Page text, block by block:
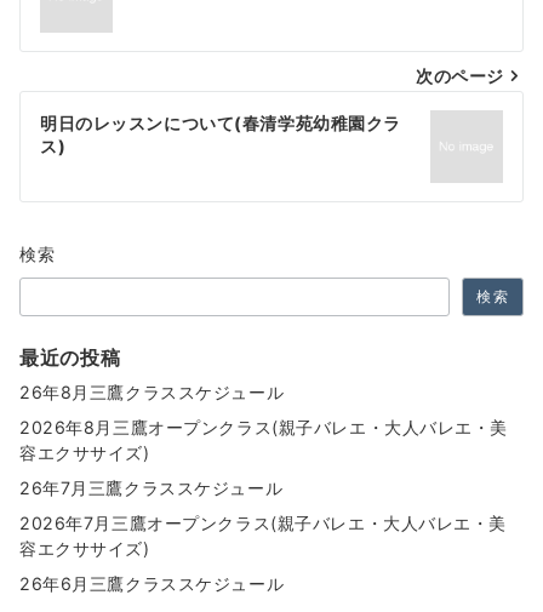
ナ
ビ
ゲ
シ
ョ
ン
次のページ
明日のレッスンについて(春清学苑幼稚園クラ
ス)
検索
検索
最近の投稿
26年8月三鷹クラススケジュール
2026年8月三鷹オープンクラス(親子バレエ・大人バレエ・美
容エクササイズ)
26年7月三鷹クラススケジュール
2026年7月三鷹オープンクラス(親子バレエ・大人バレエ・美
容エクササイズ)
26年6月三鷹クラススケジュール